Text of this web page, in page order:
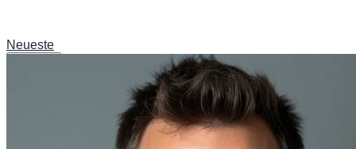
Neueste